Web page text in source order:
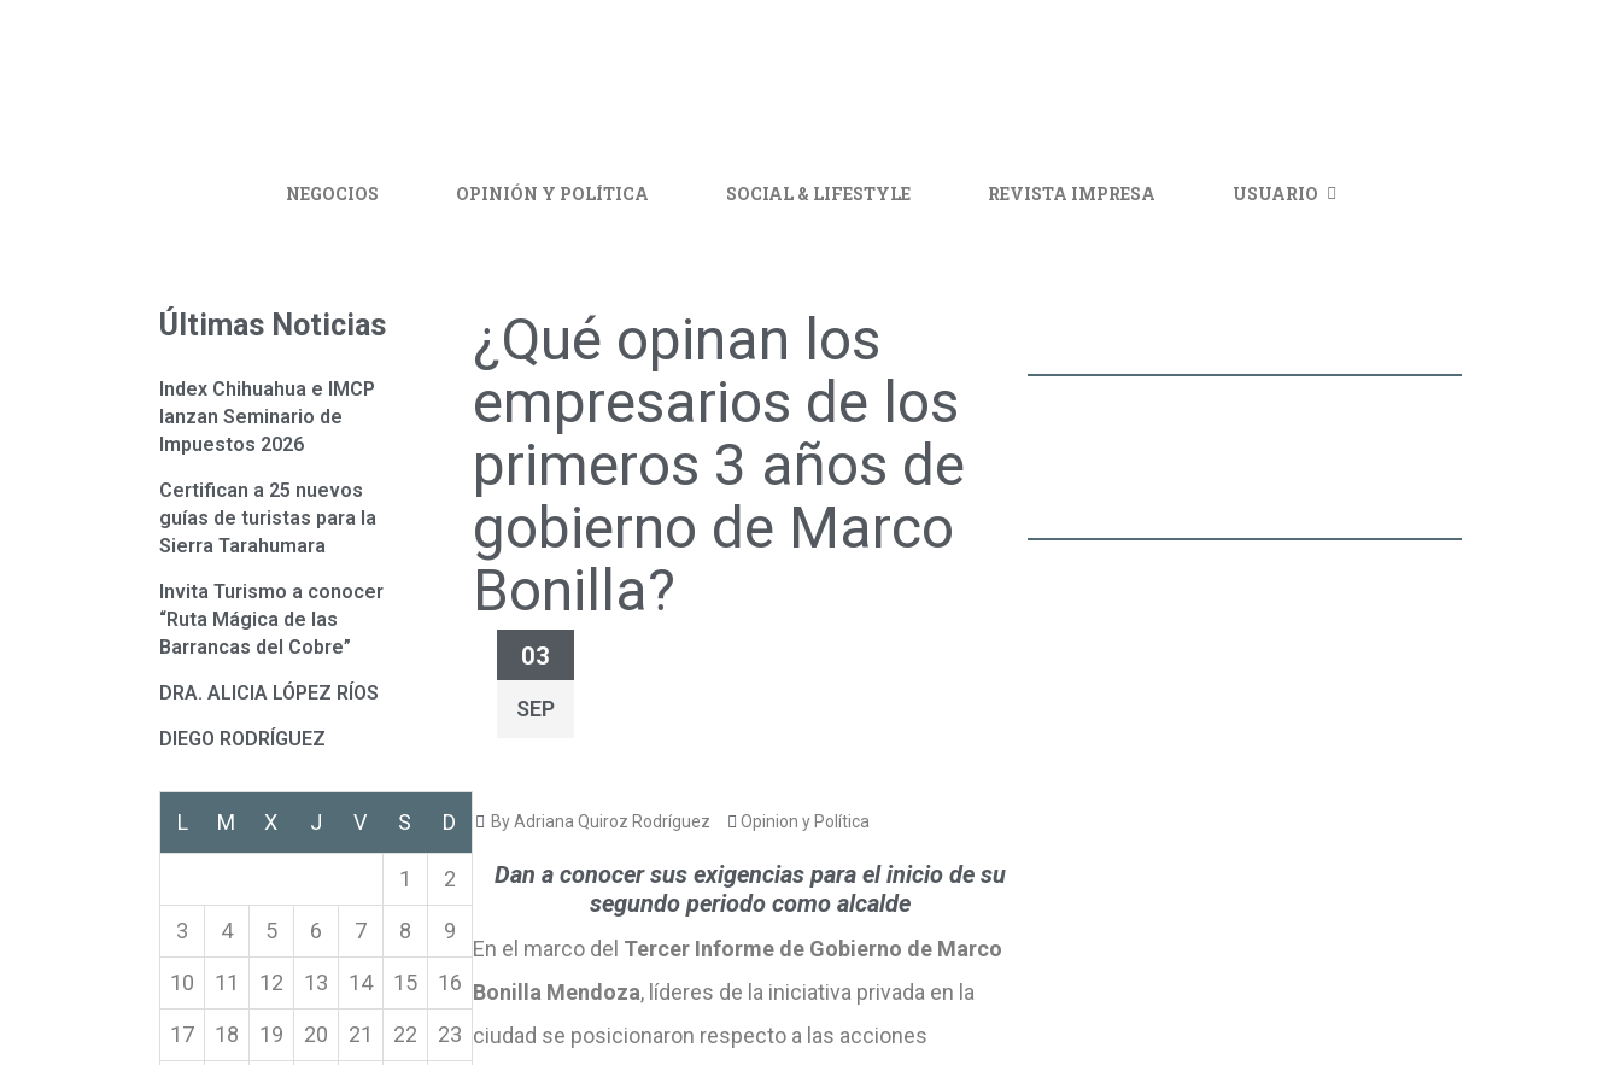
NEGOCIOS OPINIÓN Y POLÍTICA SOCIAL & LIFESTYLE REVISTA IMPRESA USUARIO
Últimas Noticias
Index Chihuahua e IMCP
lanzan Seminario de
Impuestos 2026
Certifican a 25 nuevos
guías de turistas para la
Sierra Tarahumara
Invita Turismo a conocer
“Ruta Mágica de las
Barrancas del Cobre”
DRA. ALICIA LÓPEZ RÍOS
DIEGO RODRÍGUEZ
L M X J V S D
1 2
3 4 5 6 7 8 9
10 11 12 13 14 15 16
17 18 19 20 21 22 23
¿Qué opinan los
empresarios de los
primeros 3 años de
gobierno de Marco
Bonilla?
03
SEP
By Adriana Quiroz Rodríguez Opinion y Política
Dan a conocer sus exigencias para el inicio de su
segundo periodo como alcalde
En el marco del Tercer Informe de Gobierno de Marco
Bonilla Mendoza, líderes de la iniciativa privada en la
ciudad se posicionaron respecto a las acciones